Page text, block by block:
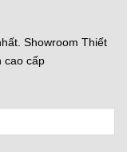
Showroom Thiết
cao cấp